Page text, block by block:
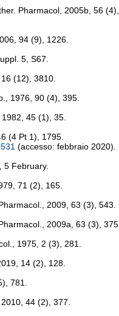
Pharmacol, 2005b, 56 (4),
94 (9), 1226.
5, S67.
(12), 3810.
1976, 90 (4), 395.
45 (1), 35.
(4 Pt 1), 1795.
(accesso: febbraio 2020).
5 February.
71 (2), 165.
2009, 63 (3), 543.
2009a, 63 (3), 375
1975, 2 (3), 281.
14 (2), 128.
781.
44 (2), 377.